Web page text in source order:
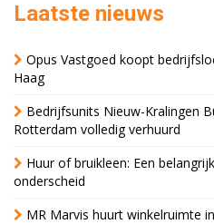
Laatste nieuws
Opus Vastgoed koopt
Haag
Bedrijfsunits Nieuw-Kralingen
Rotterdam volledig verhuurd
Huur of bruikleen: Een
onderscheid
MR Marvis huurt winkelruimte